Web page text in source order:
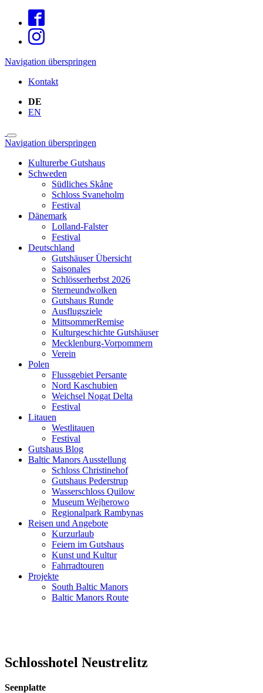
Navigation überspringen
Kontakt
DE
EN
Navigation überspringen
Kulturerbe Gutshaus
Schweden
Südliches Skåne
Schloss Svaneholm
Festival
Dänemark
Lolland-Falster
Festival
Deutschland
Gutshäuser Übersicht
Saisonales
Schlösserherbst 2026
Sterneundwolken
Gutshaus Runde
Ausflugsziele
MittsommerRemise
Kulturgeschichte Gutshäuser
Mecklenburg-Vorpommern
Verein
Polen
Flussgebiet Persante
Nord Kaschubien
Weichsel Nogat Delta
Festival
Litauen
Westlitauen
Festival
Gutshaus Blog
Baltic Manors Ausstellung
Schloss Christinehof
Gutshaus Pederstrup
Wasserschloss Quilow
Museum Wejherowo
Regionalpark Rambynas
Reisen und Angebote
Kurzurlaub
Feiern im Gutshaus
Kunst und Kultur
Fahrradtouren
Projekte
South Baltic Manors
Baltic Manors Route
Schlosshotel Neustrelitz
Seenplatte